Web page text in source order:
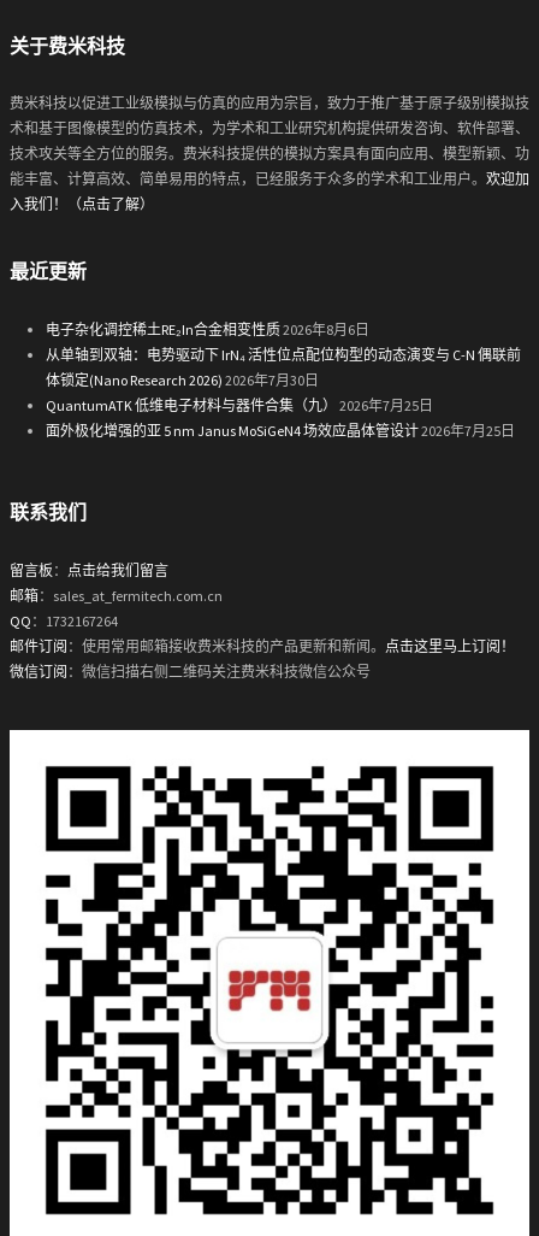
关于费米科技
费米科技以促进工业级模拟与仿真的应用为宗旨，致力于推广基于原子级别模拟技
术和基于图像模型的仿真技术，为学术和工业研究机构提供研发咨询、软件部署、
技术攻关等全方位的服务。费米科技提供的模拟方案具有面向应用、模型新颖、功
能丰富、计算高效、简单易用的特点，已经服务于众多的学术和工业用户。 欢迎加
入我们！（点击了解）
最近更新
电子杂化调控稀土RE₂In合金相变性质2026年8月6日
从单轴到双轴：电势驱动下 IrN₄ 活性位点配位构型的动态演变与 C-N 偶联前
体锁定(Nano Research 2026) 2026年7月30日
QuantumATK 低维电子材料与器件合集（九）
2026年7月25日
面外极化增强的亚 5 nm Janus MoSiGeN4 场效应晶体管设计2026年7月25日
联系我们
留言板 ： 点击给我们留言
邮箱：sales_at_fermitech.com.cn
QQ ：1732167264
邮件订阅 ：使用常用邮箱接收费米科技的产品更新和新闻。 点击这里马上订阅！
微信订阅 ：微信扫描右侧二维码关注费米科技微信公众号